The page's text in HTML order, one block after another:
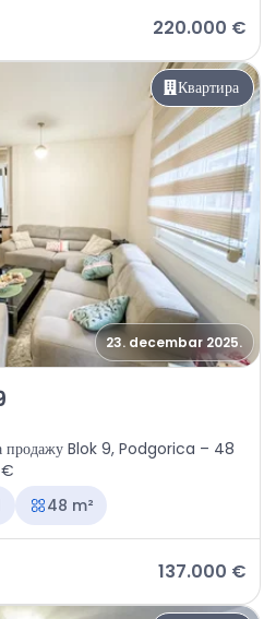
220.000 €
Квартира
23. decembar 2025.
Blok 9
продажу Blok 9, Podgorica – 48
€
48 m²
137.000 €